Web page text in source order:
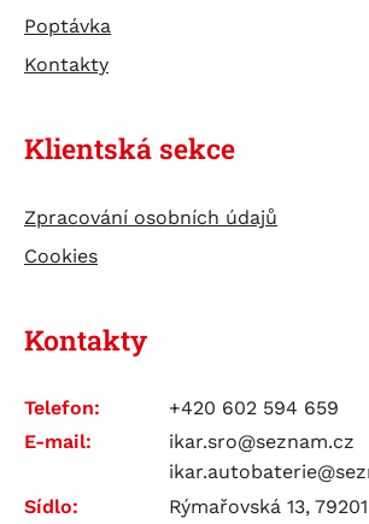
Poptávka
Kontakty
Klientská sekce
Zpracování osobních údajů
Cookies
Kontakty
Telefon:
+420 602 594 659
E-mail:
ikar.sro@seznam.cz
Sídlo:
Rýmařovská 13,